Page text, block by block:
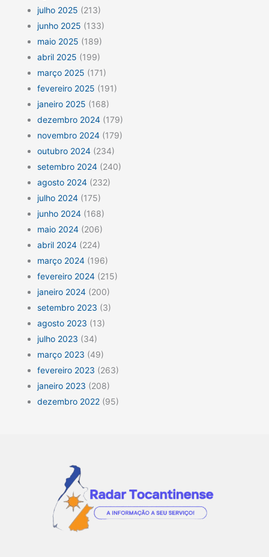
julho 2025 (213)
junho 2025 (133)
maio 2025 (189)
abril 2025 (199)
março 2025 (171)
fevereiro 2025 (191)
janeiro 2025 (168)
dezembro 2024 (179)
novembro 2024 (179)
outubro 2024 (234)
setembro 2024 (240)
agosto 2024 (232)
julho 2024 (175)
junho 2024 (168)
maio 2024 (206)
abril 2024 (224)
março 2024 (196)
fevereiro 2024 (215)
janeiro 2024 (200)
setembro 2023 (3)
agosto 2023 (13)
julho 2023 (34)
março 2023 (49)
fevereiro 2023 (263)
janeiro 2023 (208)
dezembro 2022 (95)